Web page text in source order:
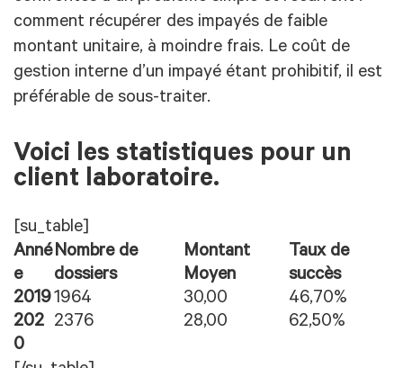
comment récupérer des impayés de faible
montant unitaire, à moindre frais. Le coût de
gestion interne d’un impayé étant prohibitif, il est
préférable de sous-traiter.
Voici les statistiques pour un
client laboratoire.
[su_table]
Anné
e
Nombre de
dossiers
Montant
Moyen
Taux de
succès
20191964 30,00
46,70%
202
0
2376 28,00 62,50%